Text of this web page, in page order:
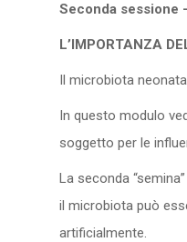
Seconda sessione
L’IMPORTANZA
Il microbiota
In questo modulo
soggetto per le
La seconda
il microbiota può
artificialmente.